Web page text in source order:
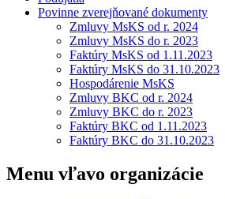
Povinne zverejňované dokumenty
Zmluvy MsKS od r. 2024
Zmluvy MsKS do r. 2023
Faktúry MsKS od 1.11.2023
Faktúry MsKS do 31.10.2023
Hospodárenie MsKS
Zmluvy BKC od r. 2024
Zmluvy BKC do r. 2023
Faktúry BKC od 1.11.2023
Faktúry BKC do 31.10.2023
Menu vľavo organizácie